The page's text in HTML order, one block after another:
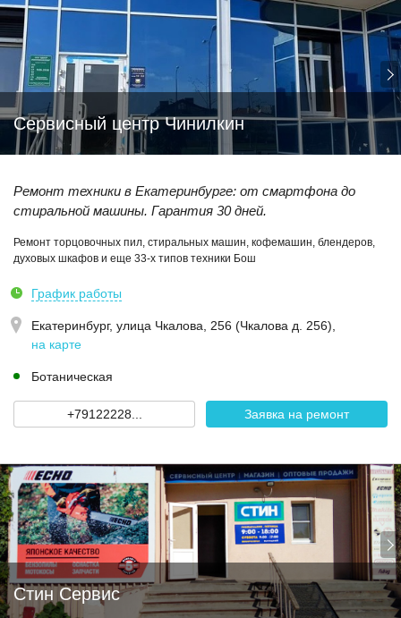
Сервисный центр Чинилкин
Ремонт техники в Екатеринбурге: от смартфона до
стиральной машины. Гарантия 30 дней.
Ремонт торцовочных пил, стиральных машин, кофемашин, блендеров,
духовых шкафов и еще 33-х типов техники Бош
График работы
Екатеринбург, улица Чкалова, 256 (Чкалова д. 256)
на карте
Ботаническая
+79122228... Заявка на ремонт
Стин Сервис